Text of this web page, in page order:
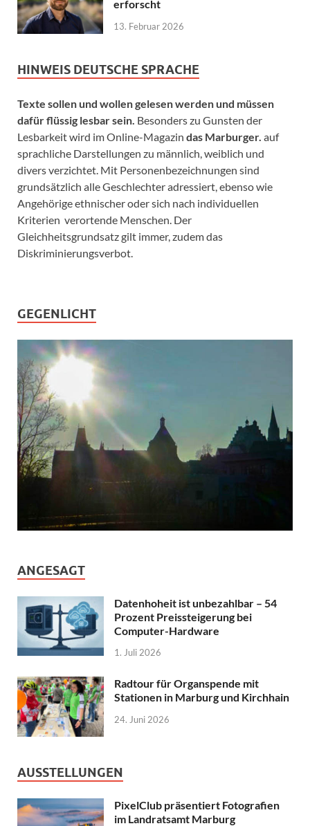
erforscht
13. Februar 2026
HINWEIS DEUTSCHE SPRACHE
Texte sollen und wollen gelesen werden und müssen
dafür flüssig lesbar sein. Besonders zu Gunsten der
Lesbarkeit wird im Online-Magazin das Marburger. auf
sprachliche Darstellungen zu männlich, weiblich und
divers verzichtet. Mit Personenbezeichnungen sind
grundsätzlich alle Geschlechter adressiert, ebenso wie
Angehörige ethnischer oder sich nach individuellen
Kriterien verortende Menschen. Der
Gleichheitsgrundsatz gilt immer, zudem das
Diskriminierungsverbot.
GEGENLICHT
ANGESAGT
Datenhoheit ist unbezahlbar – 54
Prozent Preissteigerung bei
Computer-Hardware
1. Juli 2026
Radtour für Organspende mit
Stationen in Marburg und Kirchhain
24. Juni 2026
AUSSTELLUNGEN
PixelClub präsentiert Fotografien
im Landratsamt Marburg